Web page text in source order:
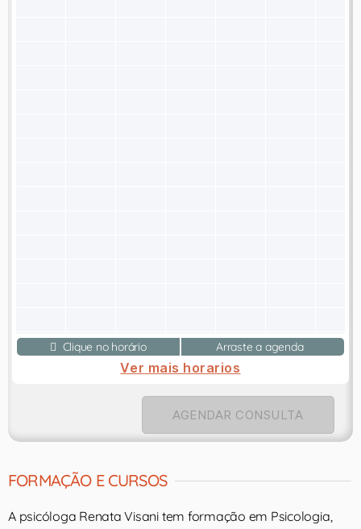
Clique no horário Arraste a agenda
Ver mais horarios
AGENDAR CONSULTA
FORMAÇÃO E CURSOS
A psicóloga Renata Visani tem formação em Psicologia,